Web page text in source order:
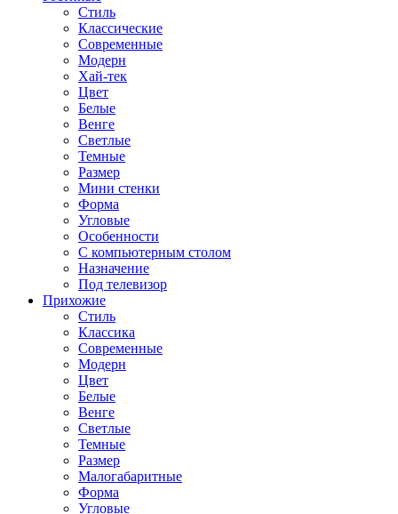
Стиль
Классические
Современные
Модерн
Хай-тек
Цвет
Белые
Венге
Светлые
Темные
Размер
Мини стенки
Форма
Угловые
Особенности
С компьютерным столом
Назначение
Под телевизор
Прихожие
Стиль
Классика
Современные
Модерн
Цвет
Белые
Венге
Светлые
Темные
Размер
Малогабаритные
Форма
Угловые